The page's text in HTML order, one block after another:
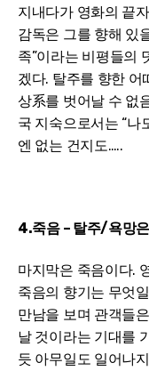
지내다가 영화의 끝
감독은 그를 향해 있
족”이라는 비평들의
겠다. 탈주를 향한 어
상系를 벗어날 수 없
국 지숙으로서는 “나
엔 없는 건지도…..
4.죽음 – 탈주/욕망
마지막은 죽음이다.
죽음의 향기는 무엇
만남을 보며 관객들
날 것이라는 기대를
듯 아무일도 일어나